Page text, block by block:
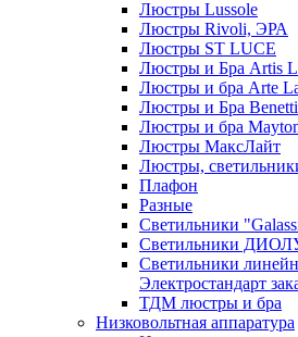
Люстры Lussole
Люстры Rivoli, ЭРА
Люстры ST LUCE
Люстры и Бра Artis
Люстры и бра Arte
Люстры и Бра Benetti
Люстры и бра
Люстры МаксЛайт
Люстры,
Плафон
Разные
Светильники
Светильники
Светильники
Электростандарт
ТДМ люстры и бра
Низковольтная аппаратура